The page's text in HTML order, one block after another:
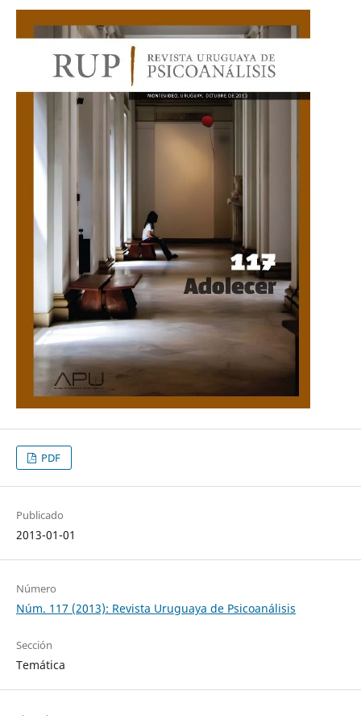
PDF
Publicado
2013-01-01
Número
Núm. 117 (2013): Revista Uruguaya de Psicoanálisis
Sección
Temática